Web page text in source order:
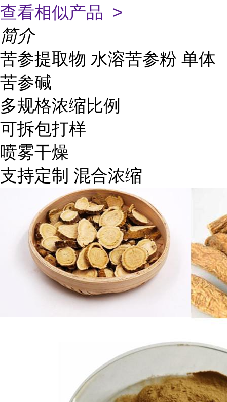
查看相似产品 >
简介
苦参提取物 水溶苦参粉 单体
苦参碱
多规格浓缩比例
可拆包打样
喷雾干燥
支持定制 混合浓缩